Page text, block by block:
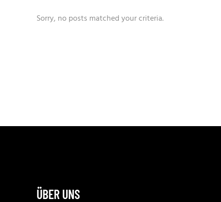
Sorry, no posts matched your criteria.
ÜBER UNS